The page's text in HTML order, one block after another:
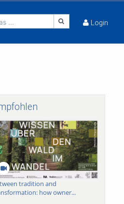
... Login
tradition and
how owner...